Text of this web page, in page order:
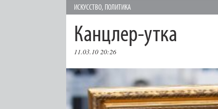
ИСКУССТВО, ПОЛИТИКА
Канцлер-утка
11.03.10 20:26